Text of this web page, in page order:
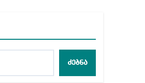
სამართლის საქმემდე
ძებნა